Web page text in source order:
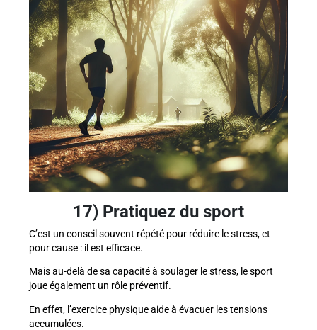
17) Pratiquez du sport
C’est un conseil souvent répété pour réduire le stress, et
pour cause : il est efficace.
Mais au-delà de sa capacité à soulager le stress, le sport
joue également un rôle préventif.
En effet, l’exercice physique aide à évacuer les tensions
accumulées.